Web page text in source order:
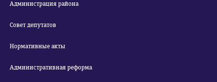
Администрация района
Совет депутатов
Нормативные акты
Административная реформа